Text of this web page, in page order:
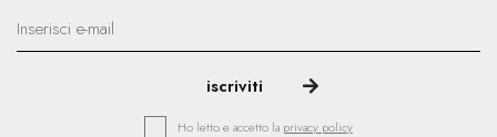
Ho letto e accetto la privacy policy